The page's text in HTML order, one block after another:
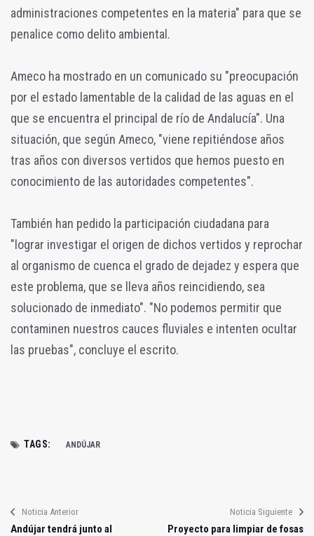
administraciones competentes en la materia" para que se
penalice como delito ambiental.
Ameco ha mostrado en un comunicado su "preocupación
por el estado lamentable de la calidad de las aguas en el
que se encuentra el principal de río de Andalucía". Una
situación, que según Ameco, "viene repitiéndose años
tras años con diversos vertidos que hemos puesto en
conocimiento de las autoridades competentes".
También han pedido la participación ciudadana para
"lograr investigar el origen de dichos vertidos y reprochar
al organismo de cuenca el grado de dejadez y espera que
este problema, que se lleva años reincidiendo, sea
solucionado de inmediato". "No podemos permitir que
contaminen nuestros cauces fluviales e intenten ocultar
las pruebas", concluye el escrito.
TAGS: ANDÚJAR
Noticia Anterior
Andújar tendrá junto al
Noticia Siguiente
Proyecto para limpiar de fosas